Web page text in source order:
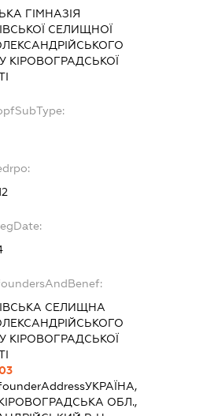
ГІМНАЗІЯ
СЕЛИЩНОЇ
КІРОВОГРАДСЬКОЇ
СЕЛИЩНА
КІРОВОГРАДСЬКОЇ
УКРАЇНА,
ОБЛ.,